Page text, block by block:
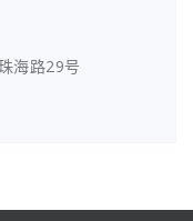
海路29号